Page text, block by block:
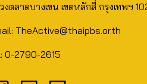
งตลาดบางเขน เขตหลักสี่ กรุงเทพฯ
TheActive@thaipbs.or.th
0-2790-2615